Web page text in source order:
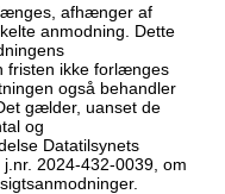
afhænger af
anmodning. Dette
fristen ikke forlænges
også behandler
gælder, uanset de
og
Datatilsynets
2024-432-0039, om